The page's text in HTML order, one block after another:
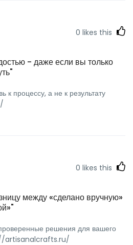
0 likes this
- даже если вы только
процессу, а не к результату
0 likes this
между «сделано вручную»
решения для вашего
artisanalcrafts.ru/